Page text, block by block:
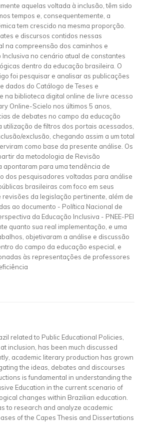
aquelas voltada à inclusão, têm sido
tempos e, consequentemente, a
tem crescido na mesma proporção.
e discursos contidos nessas
na compreensão dos caminhos e
no cenário atual de constantes
dentro da educação brasileira. O
foi pesquisar e analisar as publicações
dados do Catálogo de Teses e
na biblioteca digital online de livre acesso
Online-Scielo nos últimos 5 anos,
de debates no campo da educação
utilização de filtros dos portais acessados,
exclusão, chegando assim a um total
como base da presente análise. Os
da metodologia de Revisão
apontaram para uma tendência de
dos pesquisadores voltadas para análise
brasileiras com foco em seus
da legislação pertinente, além de
ao documento - Política Nacional de
da Educação Inclusiva - PNEE-PEI
quanto sua real implementação, e uma
objetivaram a análise e discussão
do campo da educação especial, e
às representações de professores
related to Public Educational Policies,
inclusion, has been much discussed
academic literary production has grown
the ideas, debates and discourses
is fundamental in understanding the
Education in the current scenario of
changes within Brazilian education.
to research and analyze academic
of the Capes Thesis and Dissertations